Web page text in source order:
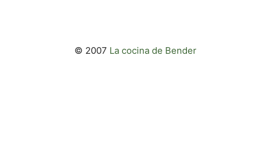
© 2007 La cocina de Bender